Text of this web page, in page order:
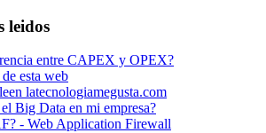
leidos
entre CAPEX y OPEX?
esta web
latecnologiamegusta.com
Big Data en mi empresa?
- Web Application Firewall